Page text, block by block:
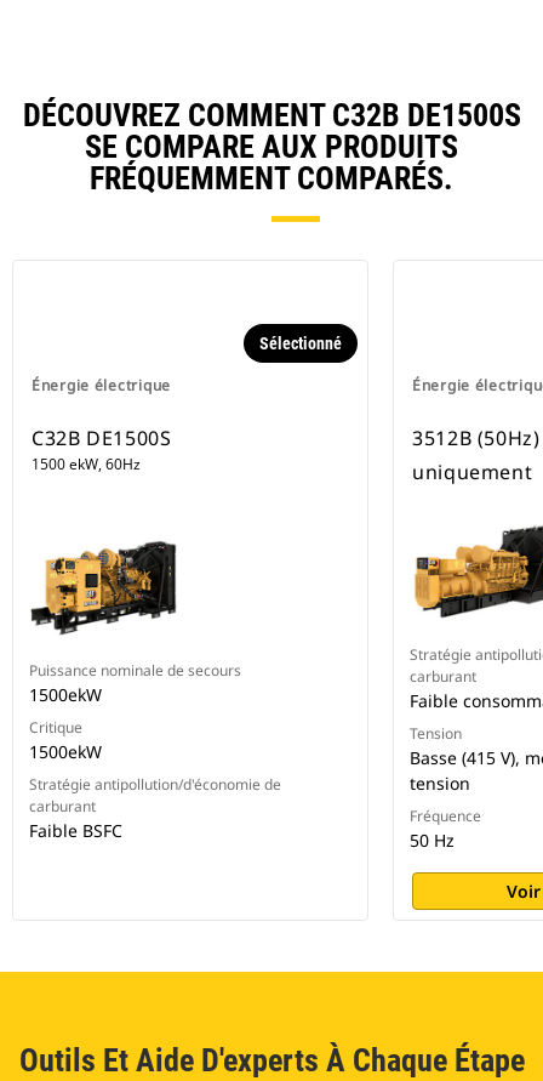
DÉCOUVREZ COMMENT C32B DE1500S
SE COMPARE AUX PRODUITS
FRÉQUEMMENT COMPARÉS.
Énergie électrique
Sélectionné
C32B DE1500S
1500 ekW, 60Hz
Puissance nominale de secours
1500ekW
Critique
1500ekW
Stratégie antipollution/d'économie de
carburant
Faible BSFC
Énergie
3512B
uniquement
Stratégie
carburant
Faible
Tension
Basse (415 V),
tension
Fréquence
50 Hz
Outils Et Aide D'experts À Chaque Étape